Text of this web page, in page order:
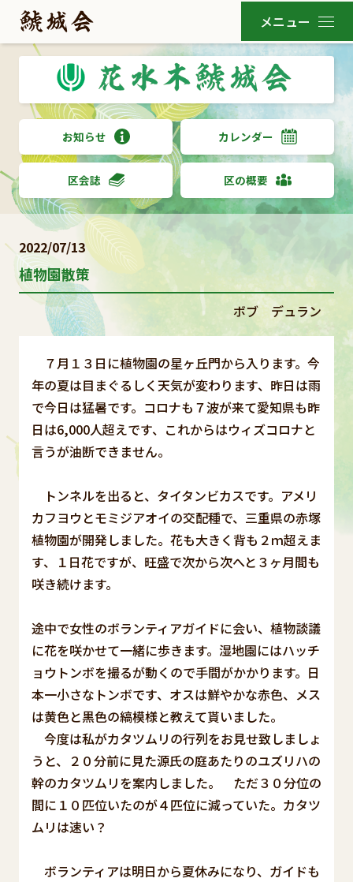
お知らせ カレンダー
区会誌 区の概要
2022/07/13
植物園散策
ボブ デュラン
７月１３日に植物園の星ヶ丘門から入ります。今
年の夏は目まぐるしく天気が変わります、昨日は雨
で今日は猛暑です。コロナも７波が来て愛知県も昨
日は6,000人超えです、これからはウィズコロナと
言うが油断できません。
トンネルを出ると、タイタンビカスです。アメリ
カフヨウとモミジアオイの交配種で、三重県の赤塚
植物園が開発しました。花も大きく背も２ｍ超えま
す、１日花ですが、旺盛で次から次へと３ヶ月間も
咲き続けます。
途中で女性のボランティアガイドに会い、植物談議
に花を咲かせて一緒に歩きます。湿地園にはハッチ
ョウトンボを撮るが動くので手間がかかります。日
本一小さなトンボです、オスは鮮やかな赤色、メス
は黄色と黒色の縞模様と教えて貰いました。
今度は私がカタツムリの行列をお見せ致しましょ
うと、２０分前に見た源氏の庭あたりのユズリハの
幹のカタツムリを案内しました。 ただ３０分位の
間に１０匹位いたのが４匹位に減っていた。カタツ
ムリは速い？
ボランティアは明日から夏休みになり、ガイドも